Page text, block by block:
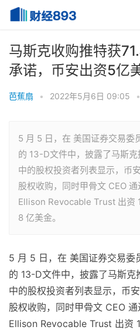
马斯克收购推特获
承诺，币安出资5亿
芭蕉扇 • 2022年5月6日 09:05 •
5 月 5 日，在 美国证券交易委
的 13-D文件中，披露了马斯
中的股权投资者列表显示，币
股权收购，同时甲骨文 CEO
Ellison Revocable Trust 出资
8 亿美金。
5 月 5 日，在 美国证券交易委
的 13-D文件中，披露了马斯
中的股权投资者列表显示，币
股权收购，同时甲骨文 CEO
Ellison Revocable Trust 出资